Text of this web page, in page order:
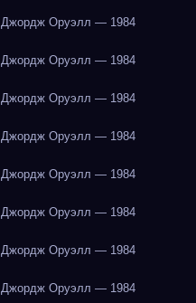
Джордж Оруэлл — 1984
Джордж Оруэлл — 1984
Джордж Оруэлл — 1984
Джордж Оруэлл — 1984
Джордж Оруэлл — 1984
Джордж Оруэлл — 1984
Джордж Оруэлл — 1984
Джордж Оруэлл — 1984